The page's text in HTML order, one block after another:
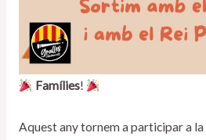
Famílies!
Aquest any tornem a participar a la